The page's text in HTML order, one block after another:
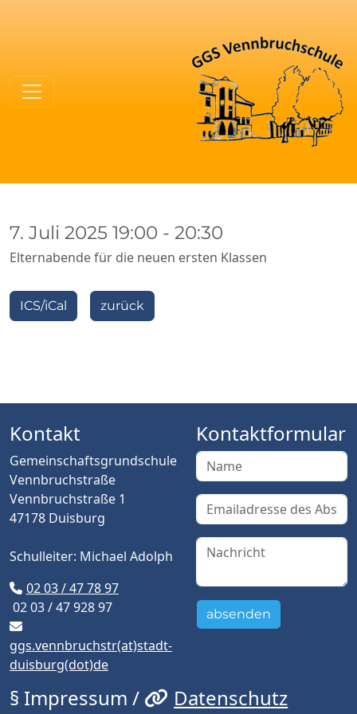
7. Juli 2025 19:00 - 20:30
Elternabende für die neuen ersten Klassen
ICS/iCal zurück
Kontakt
Gemeinschaftsgrundschule
Vennbruchstraße
Vennbruchstraße 1
47178 Duisburg
Schulleiter: Michael Adolph
02 03 / 47 78 97
02 03 / 47 928 97
ggs.vennbruchstr(at)stadt-
duisburg(dot)de
Kontaktformular
absenden
§ Impressum / Datenschutz